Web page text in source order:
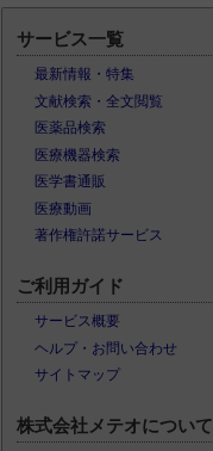
サービス一覧
最新情報・特集
文献検索・全文閲覧
医薬品検索
医療機器検索
医学書通販
医療動画
著作権許諾サービス
ご利用ガイド
サービス概要
ヘルプ・お問い合わせ
サイトマップ
株式会社メテオについて